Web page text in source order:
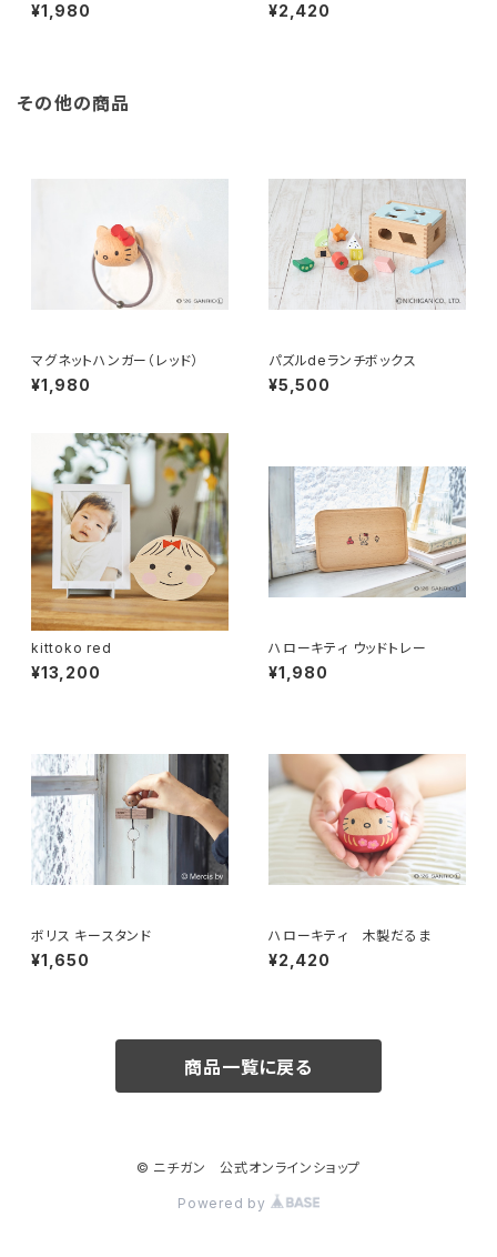
¥1,980 ¥2,420
その他の商品
マグネットハンガー（レッド）
¥1,980
パズルdeランチボックス
¥5,500
kittoko red
¥13,200
ハローキティ ウッドトレー
¥1,980
ボリス キースタンド
¥1,650
ハローキティ 木製だるま
¥2,420
商品一覧に戻る
© ニチガン 公式オンラインショップ
Powered by